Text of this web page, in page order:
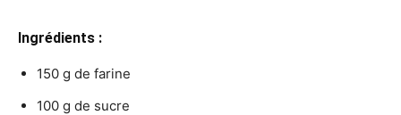
Ingrédients :
150 g de farine
100 g de sucre